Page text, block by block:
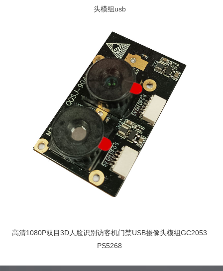
头模组usb
高清1080P双目3D人脸识别访客机门禁USB摄像头模组GC2053
PS5268